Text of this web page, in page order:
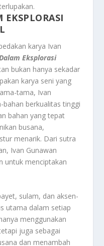
EKSPLORASI
karya Ivan
Eksplorasi
bukan hanya sekadar
karya seni yang
tama, Ivan
bahan berkualitas tinggi
bahan yang tepat
busana,
menarik. Dari sutra
Ivan Gunawan
untuk menciptakan
sulam, dan aksen-
utama dalam setiap
menggunakan
juga sebagai
dan menambah